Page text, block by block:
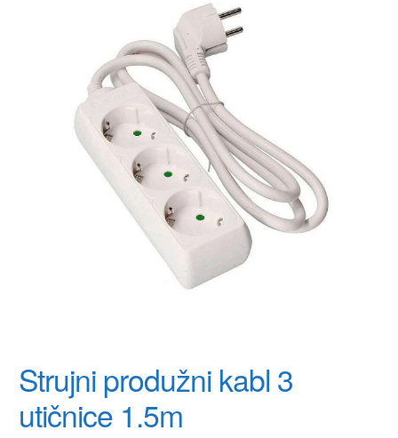
Strujni produžni kabl 3
utičnice 1.5m